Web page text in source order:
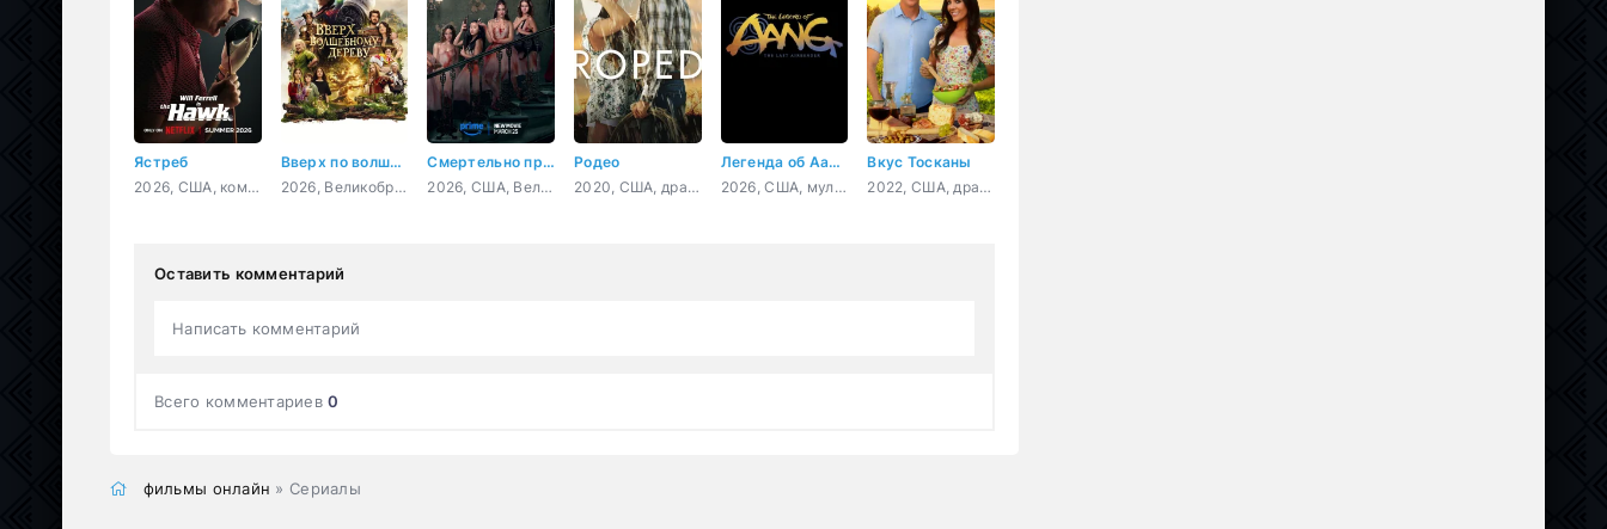
Ястреб
2026, США, комедия, спорт
Вверх по волшебному дереву
2026, Великобритания, США, Франция, приключения, семейный, фэнтези
Смертельно прекрасна
2026, США, Великобритания, боевик, комедия, триллер
Родео
2020, США, драма, мелодрама
Легенда об Аанге: Последний маг воздуха
2026, США, мультфильм, фэнтези, боевик, детектив, приключения, семейный
Вкус Тосканы
2022, США, драма, мелодрама, комедия
Оставить комментарий
Написать комментарий
Всего комментариев0
фильмы онлайн » Сериалы